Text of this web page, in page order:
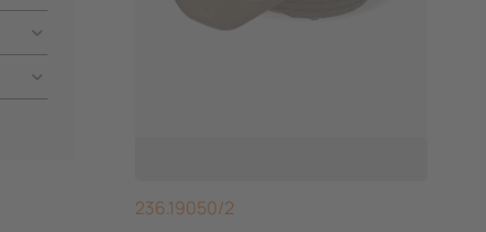
236.19050/2